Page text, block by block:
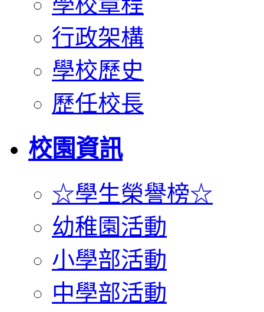
行政架構
學校歷史
歷任校長
校園資訊
☆學生榮譽榜☆
幼稚園活動
小學部活動
中學部活動